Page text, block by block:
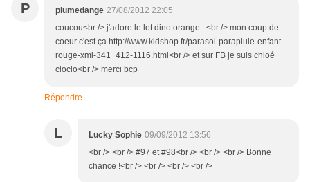
P plumedange 27/08/2012 22:05
coucou<br /> j'adore le lot dino orange...<br /> mon coup de
coeur c'est ça http://www.kidshop.fr/parasol-parapluie-enfant-
rouge-xml-341_412-1116.html<br /> et sur FB je suis chloé
cloclo<br /> merci bcp
Répondre
L Lucky Sophie 09/09/2012 13:56
<br /> <br /> #97 et #98<br /> <br /> <br /> Bonne
chance !<br /> <br /> <br /> <br />